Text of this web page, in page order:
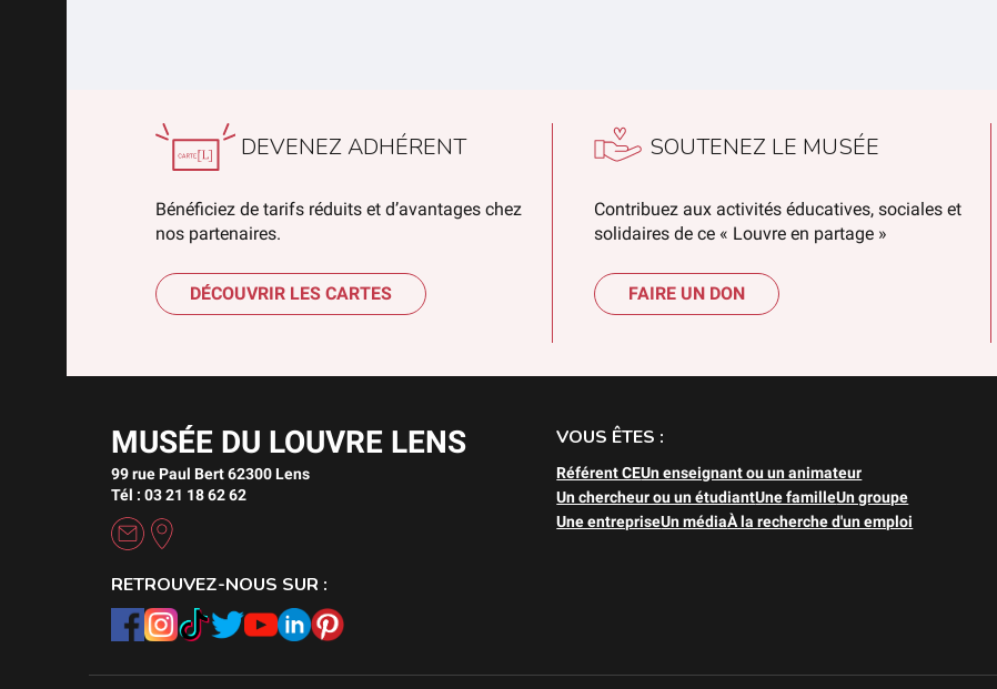
DEVENEZ ADHÉRENT
Bénéficiez de tarifs réduits et d’avantages chez
nos partenaires.
DÉCOUVRIR LES CARTES
SOUTENEZ LE MUSÉE
Contribuez aux activités éducatives, sociales et
solidaires de ce « Louvre en partage »
FAIRE UN DON
MUSÉE DU LOUVRE LENS
99 rue Paul Bert 62300 Lens
Tél : 03 21 18 62 62
RETROUVEZ-NOUS SUR :
VOUS ÊTES :
Référent CEUn enseignant ou un animateur
Un chercheur ou un étudiantUne familleUn groupe
Une entrepriseUn médiaÀ la recherche d'un emploi